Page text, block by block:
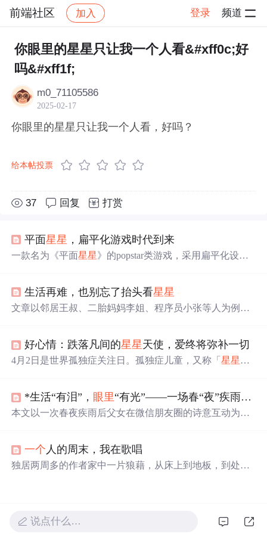
前端社区 加入 登录 频道
社区 前端社区 感慨 帖子详情
你眼里的星星只让我一个人看&#xff0c;好
吗&#xff1f;
m0_71105586
2025-02-17
你眼里的星星只让我一个人看，好吗？
给本帖投票
37 回复 打赏
平面星星 ，扁平化游戏时代到来
一款名为《平面星星》的popstar类游戏，采用扁平化设
设计和游戏音效，使其成为移动游戏的新亮点。
生活再难，也别忘了抬头看星星
文章以邻居王叔、二胎妈妈李姐、程序员小张等人为例，
立收集册、短暂抽离放松、构建行动清单三个寻找希望的
方法，鼓励怀揣希望跨越困境。
好心情：跌落凡间的星星天使，爱终将弥补一切
4月2日是世界孤独症关注日。孤独症儿童，又称「星星 的
期干预和康复训练可显著改善他们的生活质量。家庭在康
复过程中扮演关键角色，然而也面临着巨大的经济和心理
*生活“有泪”， 眼里“有光”——一场春“夜”疾雨后和女儿的“对话”
本文以一次春夜疾雨后父女在微信朋友圈的诗意互动为切
算法，跨代际理解类比API接口，提出‘感应式编程’这一独
特观点。文中融合DeepSeek/Kimi等AI模型对文本的赏析反
一个 人的周末，我在歌唱
独居两周多的作者家中一片狼藉，从床上到地板，到处是
代社会中的孤独感、对工业化生活的向往以及对田园生活
的复杂情感。
说点什么…